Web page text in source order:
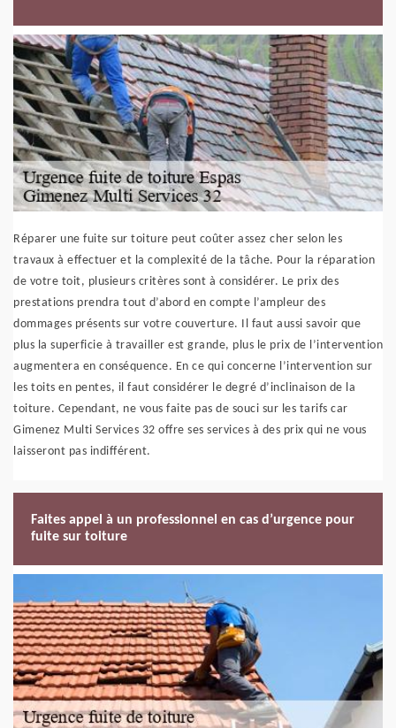
Réparer une fuite sur toiture peut coûter assez cher selon les
travaux à effectuer et la complexité de la tâche. Pour la réparation
de votre toit, plusieurs critères sont à considérer. Le prix des
prestations prendra tout d’abord en compte l’ampleur des
dommages présents sur votre couverture. Il faut aussi savoir que
plus la superficie à travailler est grande, plus le prix de l’intervention
augmentera en conséquence. En ce qui concerne l’intervention sur
les toits en pentes, il faut considérer le degré d’inclinaison de la
toiture. Cependant, ne vous faite pas de souci sur les tarifs car
Gimenez Multi Services 32 offre ses services à des prix qui ne vous
laisseront pas indifférent.
Faites appel à un professionnel en cas d’urgence pour
fuite sur toiture